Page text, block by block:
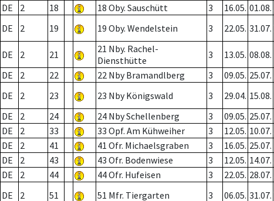
DE
2 18 18 Oby. Sauschütt 3 16.05. 01.08.
DE
2 19 19 Oby. Wendelstein 3 22.05. 31.07.
DE 2 21
21 Nby. Rachel-
Diensthütte
3 13.05. 08.08.
DE
2 22 22 Nby Bramandlberg 3 09.05. 25.07.
DE
2 23 23 Nby Königswald 3 29.04. 15.08.
DE
2 24 24 Nby Schellenberg 3 09.05. 25.07.
DE
2 33 33 Opf. Am Kühweiher 3 12.05. 10.07.
DE
2 41 41 Ofr. Michaelsgraben 3 16.05. 25.07.
DE
2 43 43 Ofr. Bodenwiese 3 12.05. 14.07.
DE
2 44 44 Ofr. Hufeisen 3 22.05. 28.07.
DE
2 51 51 Mfr. Tiergarten 3 06.05. 31.07.